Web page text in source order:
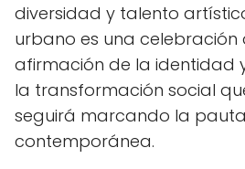
diversidad y talento
urbano es una celebración
afirmación de la identidad
la transformación social
seguirá marcando la
contemporánea.